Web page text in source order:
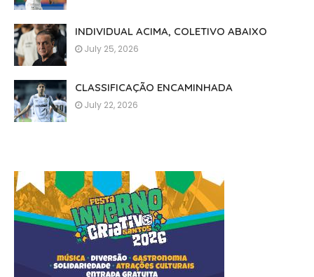
INDIVIDUAL ACIMA, COLETIVO ABAIXO
July 25, 2026
CLASSIFICAÇÃO ENCAMINHADA
July 22, 2026